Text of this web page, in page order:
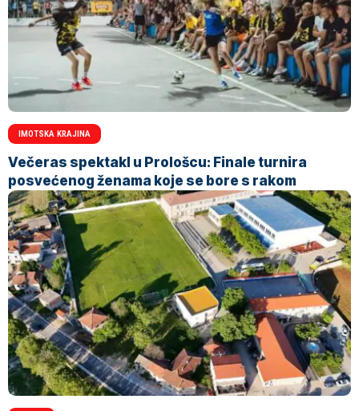
IMOTSKA KRAJINA
Večeras spektakl u Prološcu: Finale turnira
posvećenog ženama koje se bore s rakom